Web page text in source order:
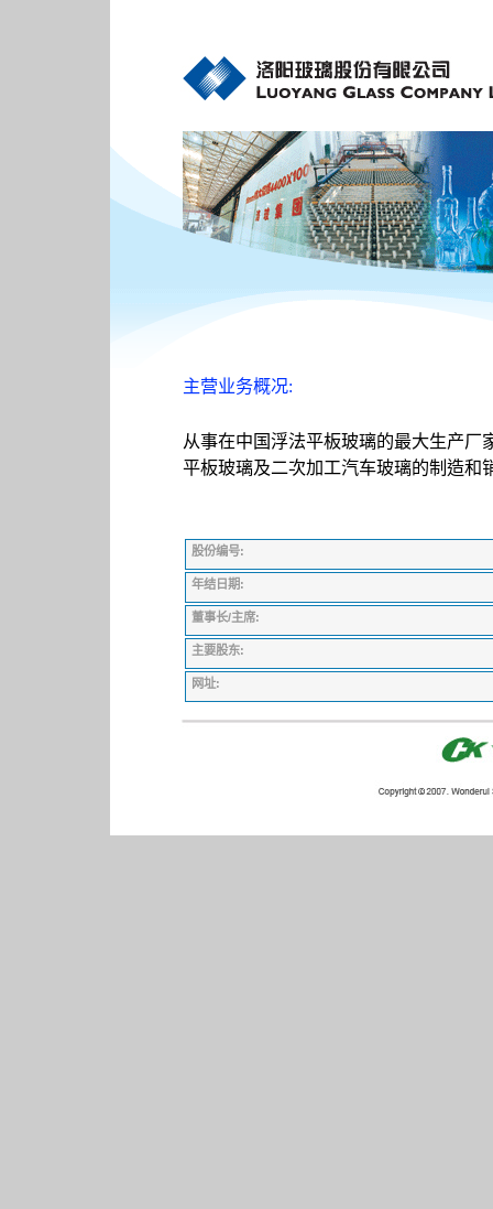
主营业务概况:
从事在中国浮法平板玻璃的最大生产
平板玻璃及二次加工汽车玻璃的制造和
股份编号:
年结日期:
董事长/主席:
主要股东:
网址: